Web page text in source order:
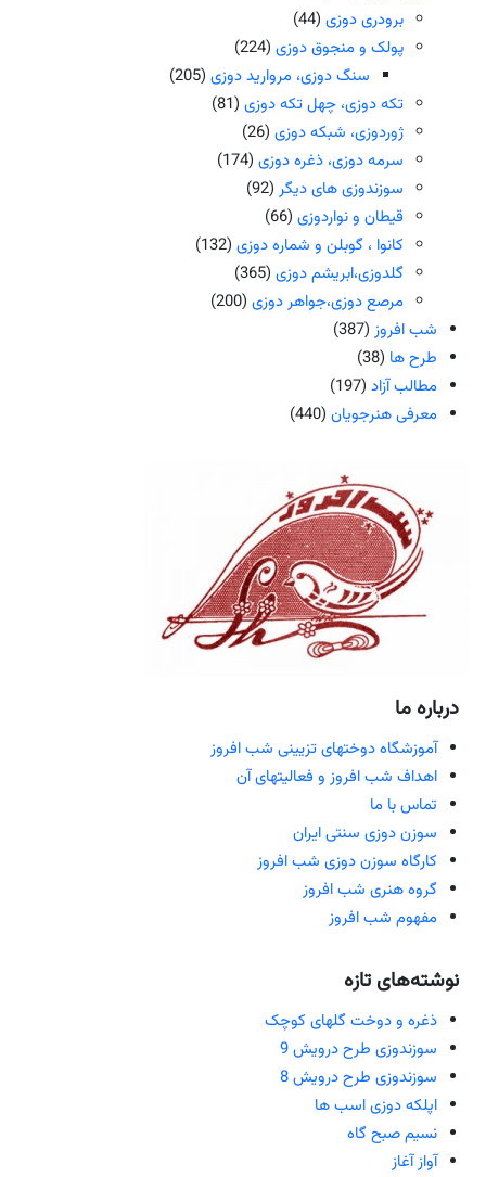
برودری دوزی (44)
پولک و منجوق دوزی (224)
سنگ دوزی، مروارید دوزی(205)
تکه دوزی، چهل تکه دوزی (81)
ژوردوزی، شبکه دوزی (26)
سرمه دوزی، ذغره دوزی (174)
سوزندوزی های دیگر (92)
قیطان و نواردوزی (66)
کانوا ، گوبلن و شماره دوزی (132)
گلدوزی،ابریشم دوزی (365)
مرصع دوزی،جواهر دوزی (200)
شب افروز (387)
طرح ها (38)
مطالب آزاد (197)
معرفی هنرجویان (440)
درباره ما
آموزشگاه دوختهای تزیینی شب افروز
اهداف شب افروز و فعالیتهای آن
تماس با ما
سوزن دوزی سنتی ایران
کارگاه سوزن دوزی شب افروز
گروه هنری شب افروز
مفهوم شب افروز
نوشته‌های تازه
ذغره و دوخت گلهای کوچک
سوزندوزی طرح درویش 9
سوزندوزی طرح درویش 8
اپلکه دوزی اسب ها
نسیم صبح گاه
آواز آغاز